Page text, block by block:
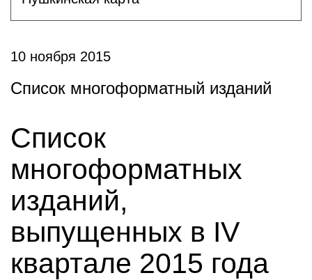
10 ноября 2015
Список многоформатный изданий
Список
многоформатных
изданий,
выпущенных в IV
квартале 2015 года